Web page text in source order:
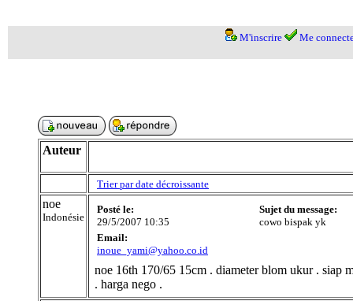
M'inscrire Me
Auteur
Trier par date décroissante
noe
Indonésie
Posté le:
29/5/2007 10:35
Sujet du message:
cowo bispak yk
Email:
inoue_yami@yahoo.co.id
noe 16th 170/65 15cm . diameter blom ukur . siap
. harga nego .